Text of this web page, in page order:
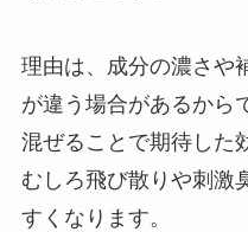
理由は、成分の濃さや
が違う場合があるから
混ぜることで期待した
むしろ飛び散りや刺激
すくなります。